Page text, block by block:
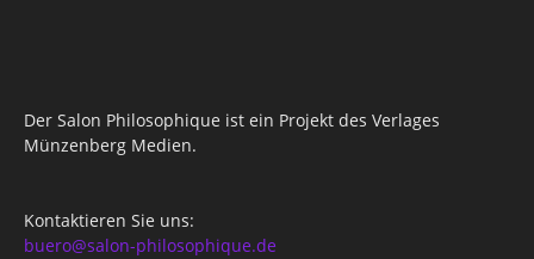
Der Salon Philosophique ist ein Projekt des Verlages
Münzenberg Medien.
Kontaktieren Sie uns:
buero@salon-philosophique.de